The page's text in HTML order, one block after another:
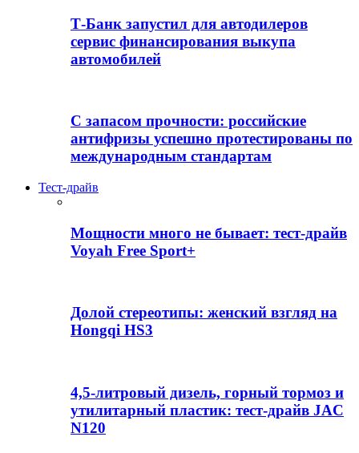
Т-Банк запустил для автодилеров
сервис финансирования выкупа
автомобилей
С запасом прочности: российские
антифризы успешно протестированы по
международным стандартам
Тест-драйв
Мощности много не бывает: тест-драйв
Voyah Free Sport+
Долой стереотипы: женский взгляд на
Hongqi HS3
4,5-литровый дизель, горный тормоз и
утилитарный пластик: тест-драйв JAC
N120